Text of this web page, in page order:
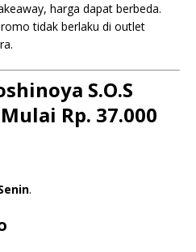
harga dapat berbeda.
tidak berlaku di outlet
S.O.S
Rp. 37.000
.